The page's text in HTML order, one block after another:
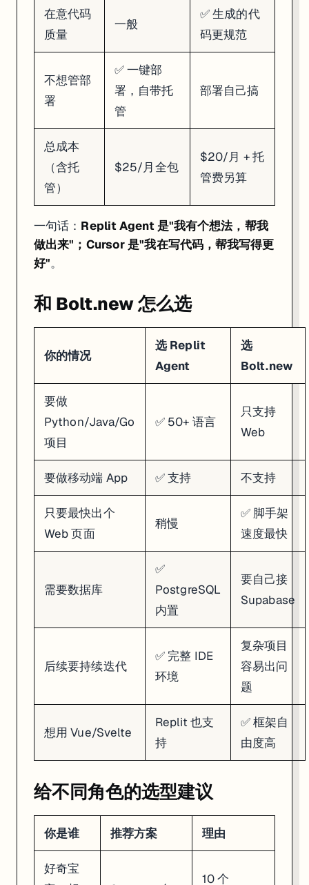
在意代码
质量
一般
✅ 生成的代
码更规范
不想管部
署
✅ 一键部
署，自带托
管
部署自己搞
总成本
（含托
管）
$25/月全包
$20/月 + 托
管费另算
一句话： Replit Agent 是"我有个想法，帮我
做出来"；Cursor 是"我在写代码，帮我写得更
好"。
和 Bolt.new 怎么选
你的情况
选 Replit
Agent
选
Bolt.new
要做
Python/Java/Go
项目
✅ 50+ 语言
只支持
Web
要做移动端 App ✅ 支持 不支持
只要最快出个
Web 页面
稍慢
✅ 脚手架
速度最快
需要数据库
✅
PostgreSQL
内置
要自己接
Supabase
后续要持续迭代
✅ 完整 IDE
环境
复杂项目
容易出问
题
想用 Vue/Svelte
Replit 也支
持
✅ 框架自
由度高
给不同角色的选型建议
你是谁 推荐方案 理由
好奇宝
10 个